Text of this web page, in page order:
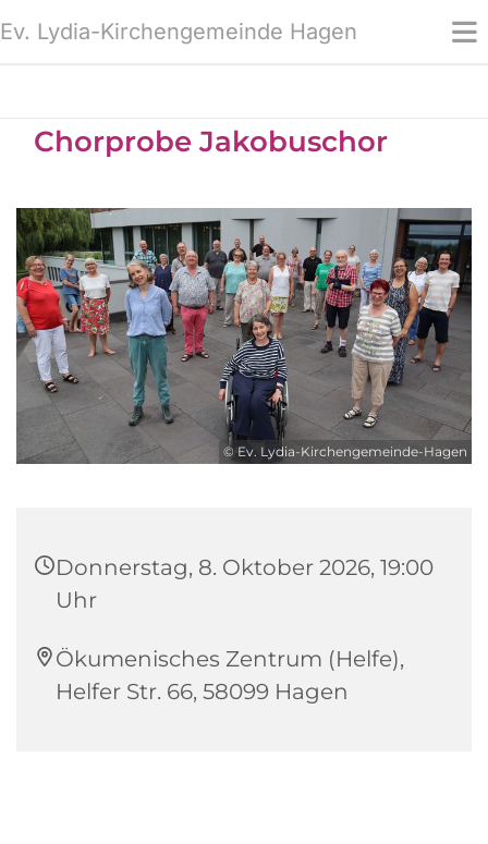
Ev. Lydia-Kirchengemeinde Hagen
Chorprobe Jakobuschor
© Ev. Lydia-Kirchengemeinde-Hagen
Donnerstag, 8. Oktober 2026, 19:00
Uhr
Ökumenisches Zentrum (Helfe),
Helfer Str. 66, 58099 Hagen